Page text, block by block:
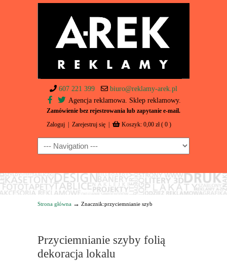
607 221 399
biuro@reklamy-arek.pl
Agencja reklamowa. Sklep reklamowy.
Zamówienie bez rejestrowania lub zapytanie e-mail.
Zaloguj Zarejestruj się Koszyk: 0,00 zł ( 0 )
Navigation
Strona główna → Znacznik:przyciemnianie szyb
Przyciemnianie szyby folią
dekoracja lokalu